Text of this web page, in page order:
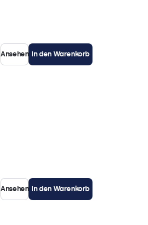
Ansehen In den Warenkorb
Ansehen In den Warenkorb